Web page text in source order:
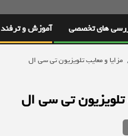
های تخصصی آموزش و ترفند
مزایا و معایب تلویزیون تی سی ال
تلویزیون تی سی ال